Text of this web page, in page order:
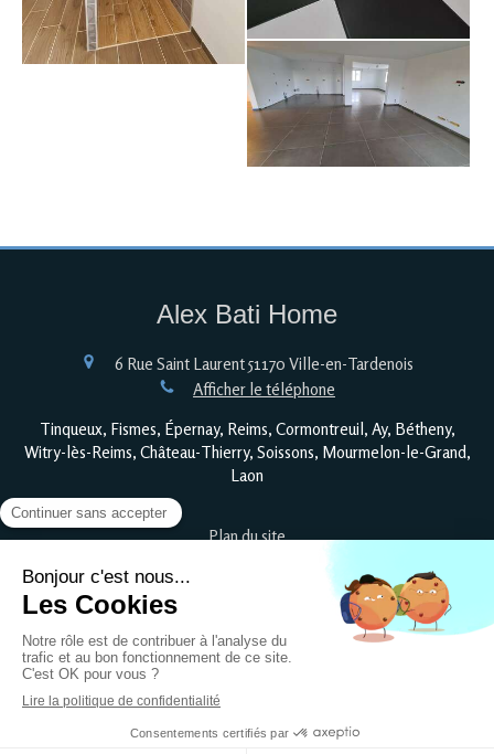
Alex Bati Home
6 Rue Saint Laurent51170 Ville-en-Tardenois
Afficher le téléphone
Tinqueux, Fismes, Épernay, Reims, Cormontreuil, Ay, Bétheny,
Witry-lès-Reims, Château-Thierry, Soissons, Mourmelon-le-Grand,
Laon
Plan du site
©2022 Alex Bati Home - Rénovation d'intérieur
Création et référencement du site par Simplébo
Ce site a été créé grâce àSons of Metallerie